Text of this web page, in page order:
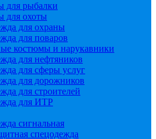
для рыбалки
для охоты
для охраны
для поваров
костюмы и нарукавники
для нефтяников
для сферы услуг
для дорожников
для строителей
для ИТР
сигнальная
спецодежда